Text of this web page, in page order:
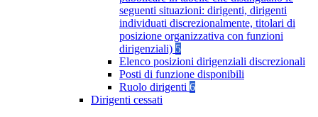
seguenti situazioni: dirigenti, dirigenti
individuati discrezionalmente, titolari di
posizione organizzativa con funzioni
dirigenziali) 5
Elenco posizioni dirigenziali discrezionali
Posti di funzione disponibili
Ruolo dirigenti 6
Dirigenti cessati